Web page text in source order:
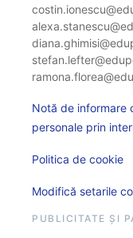
Notă de informare
personale prin
Politica de cookie
Modifică setarile
PUBLICITATE ȘI